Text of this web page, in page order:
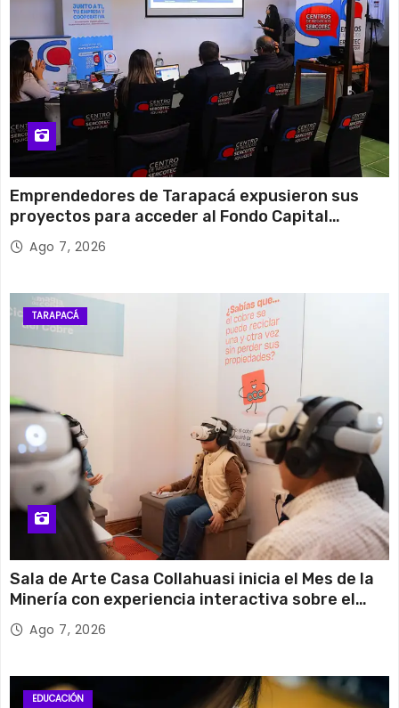
Emprendedores de Tarapacá expusieron sus
proyectos para acceder al Fondo Capital
Semilla de SERCOTEC
Ago 7, 2026
TARAPACÁ
Sala de Arte Casa Collahuasi inicia el Mes de la
Minería con experiencia interactiva sobre el
cobreAgo 7, 2026
EDUCACIÓN